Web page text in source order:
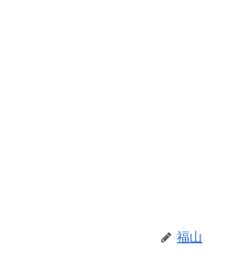
福山